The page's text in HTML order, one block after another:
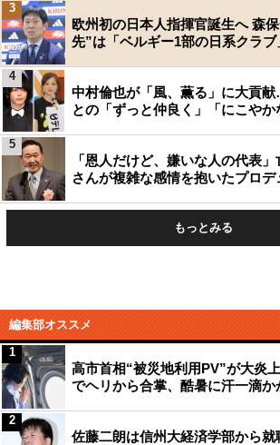
欧州初の日本人指揮官誕生へ 森
先”は「ベルギー1部の日系クラ
3
中村倫也が「風、薫る」に大貢
との「ずっと仲良く」「にこやか
4
「恩人だけど、嫌いな人の代表
さんが複雑な感情を抱いたプロ
5
もっとみる
編集部オススメ
高市首相“被災地利用PV”が大炎
でヘリから合掌、酷暑に汗一滴
1
佐藤二朗は信州大経済学部から
2